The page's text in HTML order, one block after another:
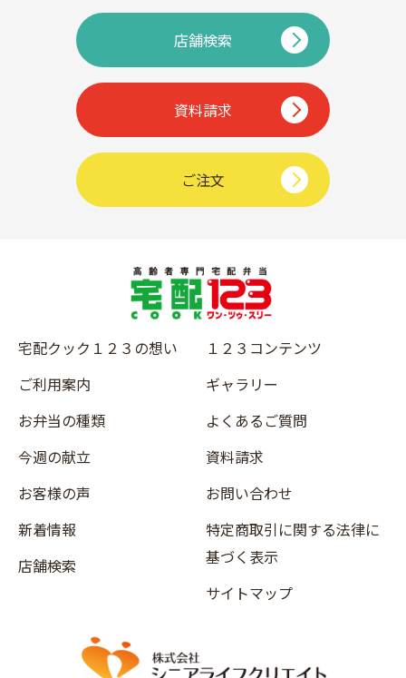
店舗検索
資料請求
ご注文
宅配クック１２３の想い
ご利用案内
お弁当の種類
今週の献立
お客様の声
新着情報
店舗検索
１２３コンテンツ
ギャラリー
よくあるご質問
資料請求
お問い合わせ
特定商取引に関する法律に
基づく表示
サイトマップ